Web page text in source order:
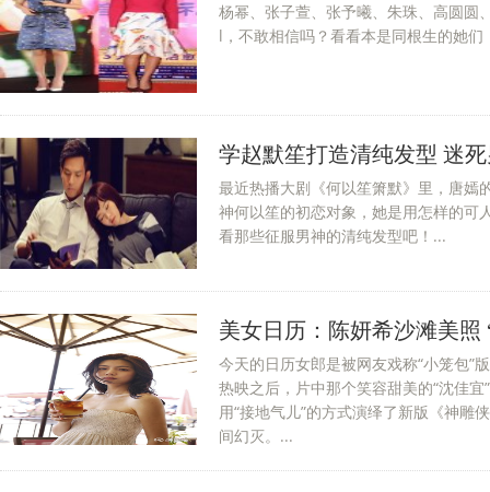
杨幂、张子萱、张予曦、朱珠、高圆
l，不敢相信吗？看看本是同根生的她
学赵默笙打造清纯发型 迷
最近热播大剧《何以笙箫默》里，唐嫣
神何以笙的初恋对象，她是用怎样的可
看那些征服男神的清纯发型吧！...
美女日历：陈妍希沙滩美照
今天的日历女郎是被网友戏称“小笼包”
热映之后，片中那个笑容甜美的“沈佳
用“接地气儿”的方式演绎了新版《神雕
间幻灭。...